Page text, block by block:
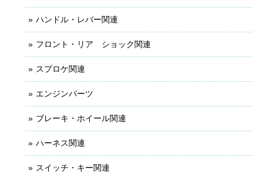
ハンドル・レバー関連
フロント・リア ショック関連
スプロケ関連
エンジンパーツ
ブレーキ・ホイール関連
ハーネス関連
スイッチ・キー関連